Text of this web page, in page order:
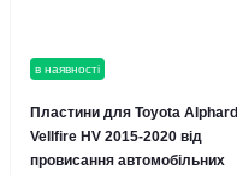
в наявності
Пластини для Toyota Alphard
Vellfire HV 2015-2020 від
провисання автомобільних